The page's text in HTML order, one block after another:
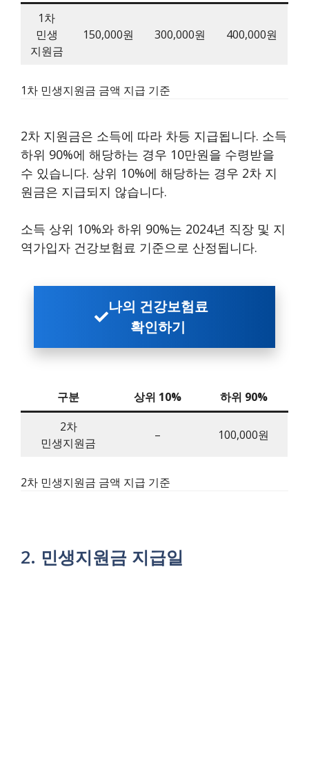
1차
민생
지원금
150,000원 300,000원 400,000원
1차 민생지원금 금액 지급 기준
2차 지원금은 소득에 따라 차등 지급됩니다. 소득
하위 90%에 해당하는 경우 10만원을 수령받을
수 있습니다. 상위 10%에 해당하는 경우 2차 지
원금은 지급되지 않습니다.
소득 상위 10%와 하위 90%는 2024년 직장 및 지
역가입자 건강보험료 기준으로 산정됩니다.
나의 건강보험료
확인하기
구분 상위 10%
하위 90%
2차
민생지원금
– 100,000원
2차 민생지원금 금액 지급 기준
2. 민생지원금 지급일